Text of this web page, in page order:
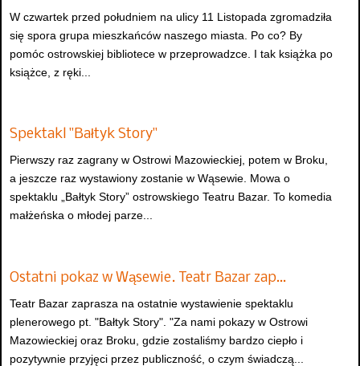
W czwartek przed południem na ulicy 11 Listopada zgromadziła
się spora grupa mieszkańców naszego miasta. Po co? By
pomóc ostrowskiej bibliotece w przeprowadzce. I tak książka po
książce, z ręki...
Spektakl "Bałtyk Story"
Pierwszy raz zagrany w Ostrowi Mazowieckiej, potem w Broku,
a jeszcze raz wystawiony zostanie w Wąsewie. Mowa o
spektaklu „Bałtyk Story” ostrowskiego Teatru Bazar. To komedia
małżeńska o młodej parze...
Ostatni pokaz w Wąsewie. Teatr Bazar zap…
Teatr Bazar zaprasza na ostatnie wystawienie spektaklu
plenerowego pt. "Bałtyk Story". "Za nami pokazy w Ostrowi
Mazowieckiej oraz Broku, gdzie zostaliśmy bardzo ciepło i
pozytywnie przyjęci przez publiczność, o czym świadczą...